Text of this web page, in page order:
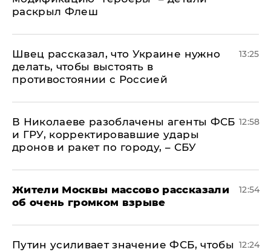
раскрыл Флеш
Швец рассказал, что Украине нужно
делать, чтобы выстоять в
противостоянии с Россией
13:25
В Николаеве разоблачены агенты ФСБ
и ГРУ, корректировавшие удары
дронов и ракет по городу, – СБУ
12:58
Жители Москвы массово рассказали
об очень громком взрыве
12:54
Путин усиливает значение ФСБ, чтобы 12:24